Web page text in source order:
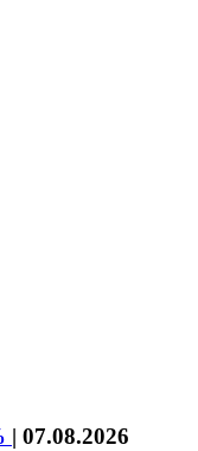
| 07.08.2026